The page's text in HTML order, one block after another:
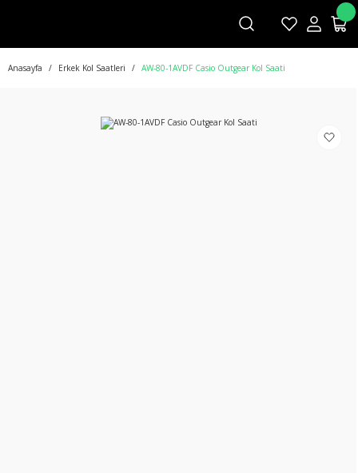
Anasayfa Erkek Kol Saatleri AW-80-1AVDF Casio Outgear Kol Saati